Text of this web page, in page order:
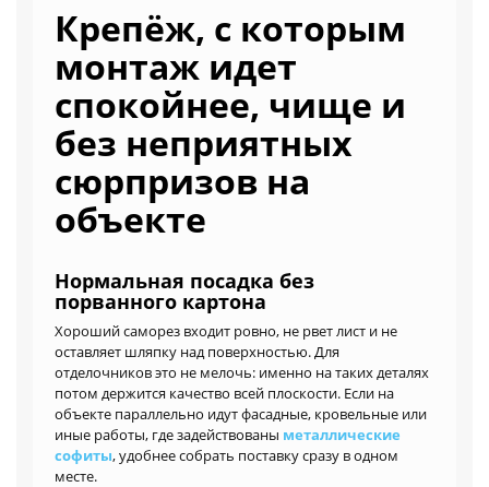
Крепёж, с которым
монтаж идет
спокойнее, чище и
без неприятных
сюрпризов на
объекте
Нормальная посадка без
порванного картона
Хороший саморез входит ровно, не рвет лист и не
оставляет шляпку над поверхностью. Для
отделочников это не мелочь: именно на таких деталях
потом держится качество всей плоскости. Если на
объекте параллельно идут фасадные, кровельные или
иные работы, где задействованы металлические
софиты, удобнее собрать поставку сразу в одном
месте.